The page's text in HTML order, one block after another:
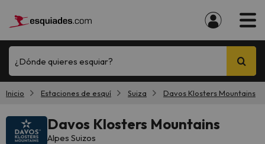
¿Dónde quieres esquiar?
Inicio Estaciones de esquí Suiza Davos Klosters Mountains
Davos Klosters Mountains
Alpes Suizos